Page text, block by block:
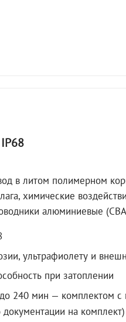
в литом полимерном
химические
алюминиевые
ультрафиолету и
при затоплении
240 мин — комплектом
на комплект)